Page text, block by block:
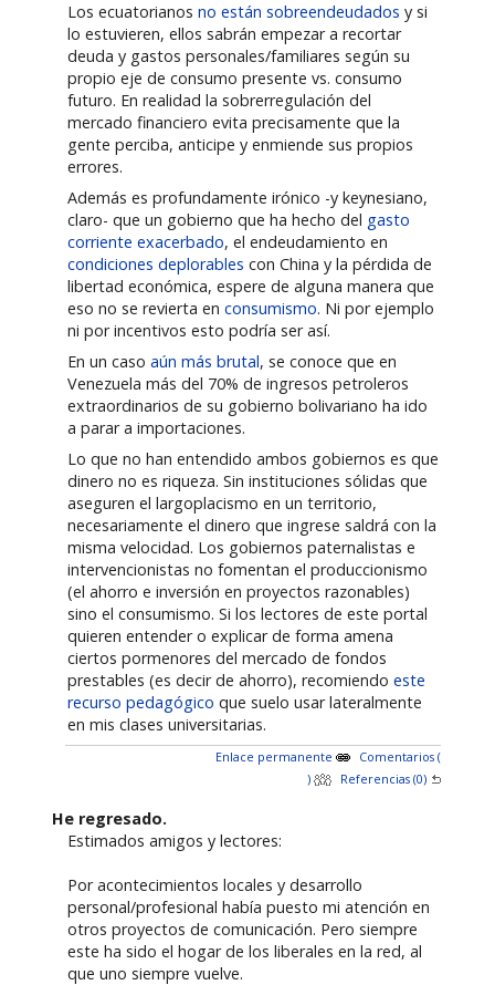
Los ecuatorianosno están sobreendeudados y si
lo estuvieren, ellos sabrán empezar a recortar
deuda y gastos personales/familiares según su
propio eje de consumo presente vs. consumo
futuro. En realidad la sobrerregulación del
mercado financiero evita precisamente que la
gente perciba, anticipe y enmiende sus propios
errores.
Además es profundamente irónico -y keynesiano,
claro- que un gobierno que ha hecho del gasto
corriente exacerbado, el endeudamiento en
condiciones deplorables con China y la pérdida de
libertad económica, espere de alguna manera que
eso no se revierta enconsumismo. Ni por ejemplo
ni por incentivos esto podría ser así.
En un casoaún más brutal, se conoce que en
Venezuela más del 70% de ingresos petroleros
extraordinarios de su gobierno bolivariano ha ido
a parar a importaciones.
Lo que no han entendido ambos gobiernos es que
dinero no es riqueza. Sin instituciones sólidas que
aseguren el largoplacismo en un territorio,
necesariamente el dinero que ingrese saldrá con la
misma velocidad. Los gobiernos paternalistas e
intervencionistas no fomentan el produccionismo
(el ahorro e inversión en proyectos razonables)
sino el consumismo. Si los lectores de este portal
quieren entender o explicar de forma amena
ciertos pormenores del mercado de fondos
prestables (es decir de ahorro), recomiendoeste
recurso pedagógico que suelo usar lateralmente
en mis clases universitarias.
Enlace permanente
Comentarios (
)
Referencias (0)
He regresado.
Estimados amigos y lectores:
Por acontecimientos locales y desarrollo
personal/profesional había puesto mi atención en
otros proyectos de comunicación. Pero siempre
este ha sido el hogar de los liberales en la red, al
que uno siempre vuelve.